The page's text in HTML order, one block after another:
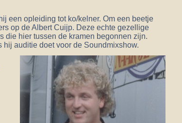
een opleiding tot ko/kelner. Om een beetje
op de Albert Cuijp. Deze echte gezellige
die hier tussen de kramen begonnen zijn.
auditie doet voor de Soundmixshow.